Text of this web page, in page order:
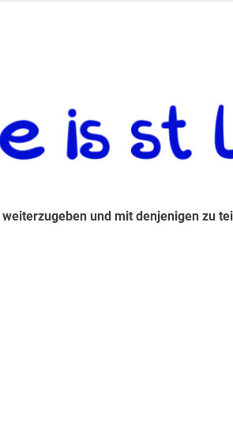
und mit denjenigen zu